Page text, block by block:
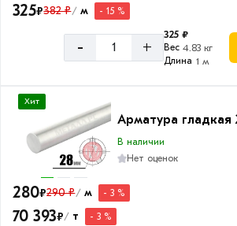
А3
А500С
А1,
А240
325₽382 ₽/ м - 15 %
- +
325 ₽
Вес 4.83 кг
Длина 1 м
Хит
Арматура гладкая
В наличии
Нет оценок
280₽290 ₽/ м - 3 %
70 393₽/ т - 3 %